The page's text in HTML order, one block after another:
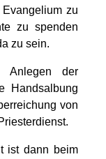
zu
zu spenden
zu sein.
Anlegen der
Handsalbung
von
ist dann beim